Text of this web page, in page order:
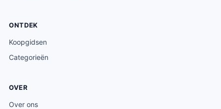
ONTDEK
Koopgidsen
Categorieën
OVER
Over ons